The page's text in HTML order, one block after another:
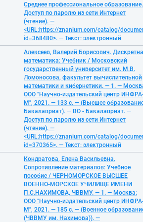
Среднее профессиональное
Доступ по паролю из сети Интернет
(чтение). —
<URL:https://znanium.com/catalog/
id=368480>. — Текст: электронный
Алексеев, Валерий Борисович.
математика: Учебник / Московский
государственный университет им. М.В.
Ломоносова, факультет вычислительной
математики и кибернетики. — 1. —
ООО "Научно-издательский центр
М", 2021. — 133 с. — (Высшее
Бакалавриат). — ВО - Бакалавриат. —
Доступ по паролю из сети Интернет
(чтение). —
<URL:https://znanium.com/catalog/
id=370365>. — Текст: электронный
Кондратова, Елена Васильевна.
Сопротивление материалов: Учебное
пособие / ЧЕРНОМОРСКОЕ ВЫСШЕЕ
ВОЕННО-МОРСКОЕ УЧИЛИЩЕ ИМЕНИ
П.С.НАХИМОВА, ЧВВМУ. — 1. — Москва:
ООО "Научно-издательский центр
М", 2021. — 185 с. — (Военное
(ЧВВМУ им. Нахимова)). —